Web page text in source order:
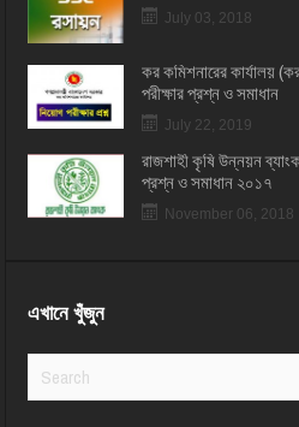
July 03, 2018
কর কমিশনারের কার্যালয়
পরীক্ষার প্রশ্ন ও সমাধান
July 22, 2019
রাজশাহী কৃষি উন্নয়ন
প্রশ্ন ও সমাধান ২০১৭
November 06, 2018
এখানে খুঁজুন